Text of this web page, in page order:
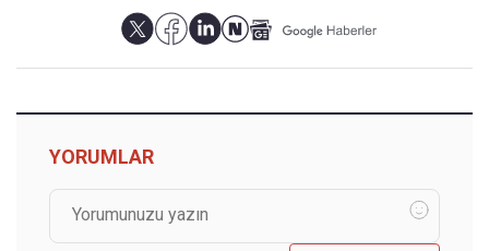
YORUMLAR